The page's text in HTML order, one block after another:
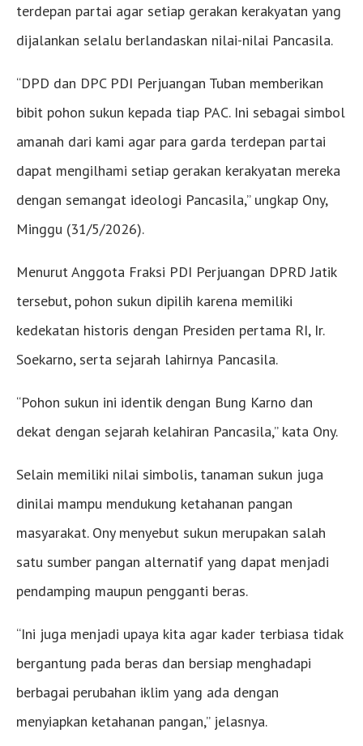
terdepan partai agar setiap gerakan kerakyatan yang
dijalankan selalu berlandaskan nilai-nilai Pancasila.
“DPD dan DPC PDI Perjuangan Tuban memberikan
bibit pohon sukun kepada tiap PAC. Ini sebagai simbol
amanah dari kami agar para garda terdepan partai
dapat mengilhami setiap gerakan kerakyatan mereka
dengan semangat ideologi Pancasila,” ungkap Ony,
Minggu (31/5/2026).
Menurut Anggota Fraksi PDI Perjuangan DPRD Jatik
tersebut, pohon sukun dipilih karena memiliki
kedekatan historis dengan Presiden pertama RI, Ir.
Soekarno, serta sejarah lahirnya Pancasila.
“Pohon sukun ini identik dengan Bung Karno dan
dekat dengan sejarah kelahiran Pancasila,” kata Ony.
Selain memiliki nilai simbolis, tanaman sukun juga
dinilai mampu mendukung ketahanan pangan
masyarakat. Ony menyebut sukun merupakan salah
satu sumber pangan alternatif yang dapat menjadi
pendamping maupun pengganti beras.
“Ini juga menjadi upaya kita agar kader terbiasa tidak
bergantung pada beras dan bersiap menghadapi
berbagai perubahan iklim yang ada dengan
menyiapkan ketahanan pangan,” jelasnya.